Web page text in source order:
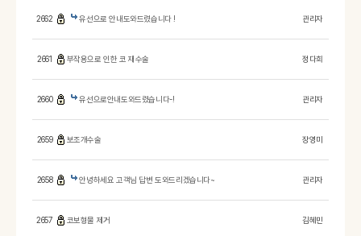
2662 유선으로 안내도와드렸습니다 ! 관리자
2661 부작용으로 인한 코 재수술 정다희
2660 유선으로안내도와드렸습니다-! 관리자
2659 보조개수술 장영미
2658 안녕하세요 고객님 답변 도와드리겠습니다~ 관리자
2657 코보형물 제거 김혜민